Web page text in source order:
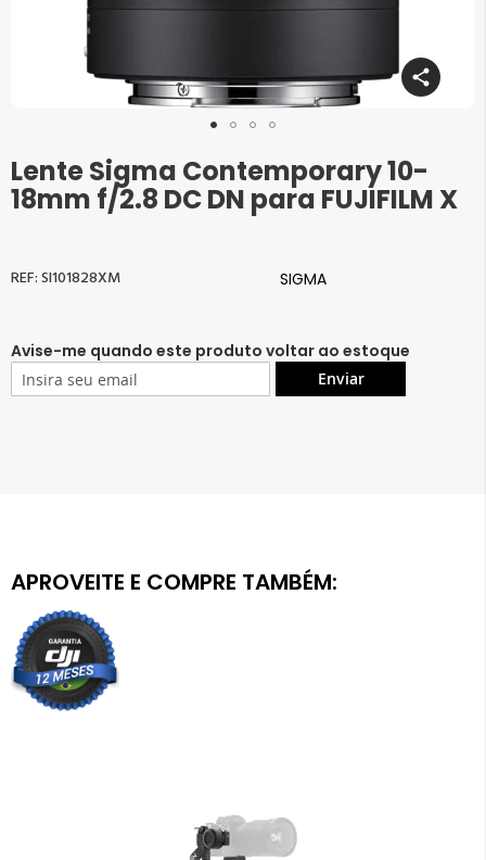
Lente Sigma Contemporary 10-
18mm f/2.8 DC DN para FUJIFILM X
SI101828XM SIGMA
Avise-me quando este produto voltar ao estoque
Enviar
Saltar
para
o
Galeria
APROVEITE E COMPRE TAMBÉM: